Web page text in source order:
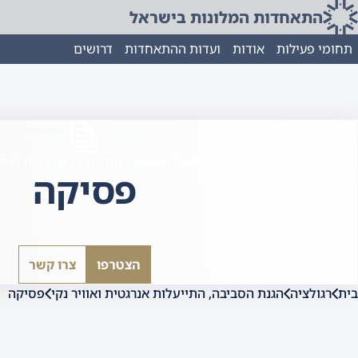
התאחדות המלונות בישראל
תחומי פעילות אודות ועדות ההתאחדות דרושים
פסיקה
הצטרפו
צרו קשר
בית רגולציה הגנת הסביבה, התייעלות אנרגטית ואוויר נקי פסיקה